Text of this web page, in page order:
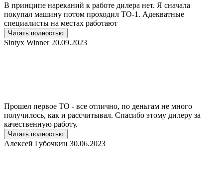
В принципе нареканий к работе дилера нет. Я сначала
покупал машину потом проходил ТО-1. Адекватные
специалисты на местах работают
Читать полностью
Sintyx Winner 20.09.2023
Прошел первое ТО - все отлично, по деньгам не много
получилось, как и рассчитывал. Спасибо этому дилеру за
качественную работу.
Читать полностью
Алексей Губочкин 30.06.2023